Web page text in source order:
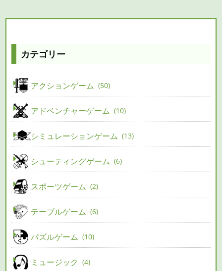
カテゴリー
アクションゲーム 50
アドベンチャーゲーム 10
シミュレーションゲーム 13
シューティングゲーム 6
スポーツゲーム 2
テーブルゲーム 6
パズルゲーム 10
ミュージック 4